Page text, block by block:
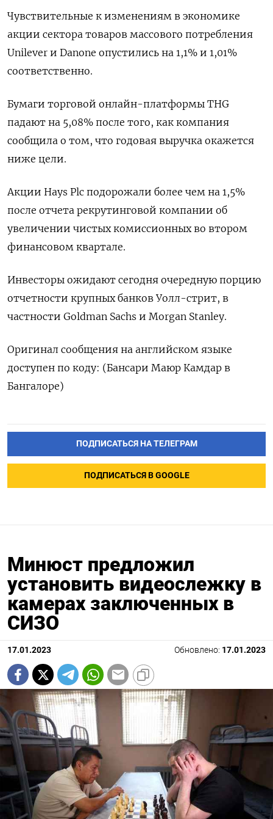
Чувствительные к изменениям в экономике
акции сектора товаров массового потребления
Unilever и Danone опустились на 1,1% и 1,01%
соответственно.
Бумаги торговой онлайн-платформы THG
падают на 5,08% после того, как компания
сообщила о том, что годовая выручка окажется
ниже цели.
Акции Hays Plc подорожали более чем на 1,5%
после отчета рекрутинговой компании об
увеличении чистых комиссионных во втором
финансовом квартале.
Инвесторы ожидают сегодня очередную порцию
отчетности крупных банков Уолл-стрит, в
частности Goldman Sachs и Morgan Stanley.
Оригинал сообщения на английском языке
доступен по коду: (Бансари Маюр Камдар в
Бангалоре)
ПОДПИСАТЬСЯ НА ТЕЛЕГРАМ
ПОДПИСАТЬСЯ В GOOGLE
Минюст предложил
установить видеослежку в
камерах заключенных в
СИЗО
17.01.2023 Обновлено: 17.01.2023